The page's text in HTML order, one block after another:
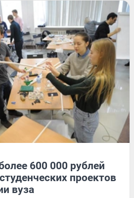
600 000 рублей
проектов
вуза